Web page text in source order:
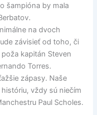
šampióna by mala
na dvoch
závisieť od toho, či
kapitán Steven
Torres.
zápasy. Naše
vždy sú niečím
Paul Scholes.